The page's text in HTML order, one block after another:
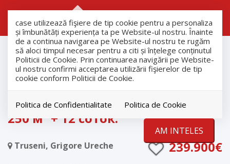
case utilizează fişiere de tip cookie pentru a personaliza
și îmbunătăți experiența ta pe Website-ul nostru. Înainte
de a continua navigarea pe Website-ul nostru te rugăm
să aloci timpul necesar pentru a citi și înțelege conținutul
Politicii de Cookie. Prin continuarea navigării pe Website-
ul nostru confirmi acceptarea utilizării fişierelor de tip
cookie conform Politicii de Cookie.
Politica de Confidentialitate Politica de Cookie
AM INTELES
продажа
Дома
Truseni
Дом на продажу в с. Трушены,
250 м² + 12 соток.
Truseni, Grigore Ureche 239.900€